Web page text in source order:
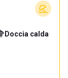
Doccia calda·